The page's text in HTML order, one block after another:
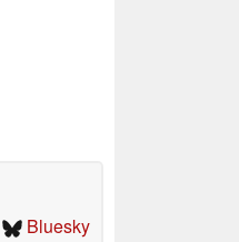
Bluesky